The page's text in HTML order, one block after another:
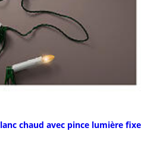
chaud avec pince lumière fixe